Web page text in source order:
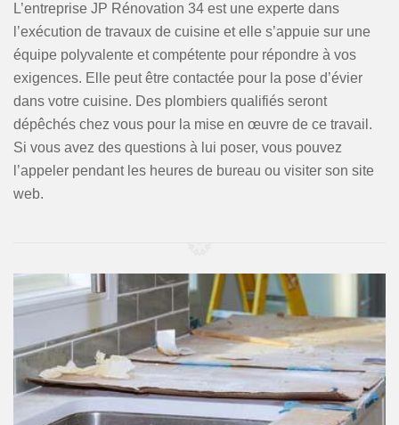
L’entreprise JP Rénovation 34 est une experte dans
l’exécution de travaux de cuisine et elle s’appuie sur une
équipe polyvalente et compétente pour répondre à vos
exigences. Elle peut être contactée pour la pose d’évier
dans votre cuisine. Des plombiers qualifiés seront
dépêchés chez vous pour la mise en œuvre de ce travail.
Si vous avez des questions à lui poser, vous pouvez
l’appeler pendant les heures de bureau ou visiter son site
web.